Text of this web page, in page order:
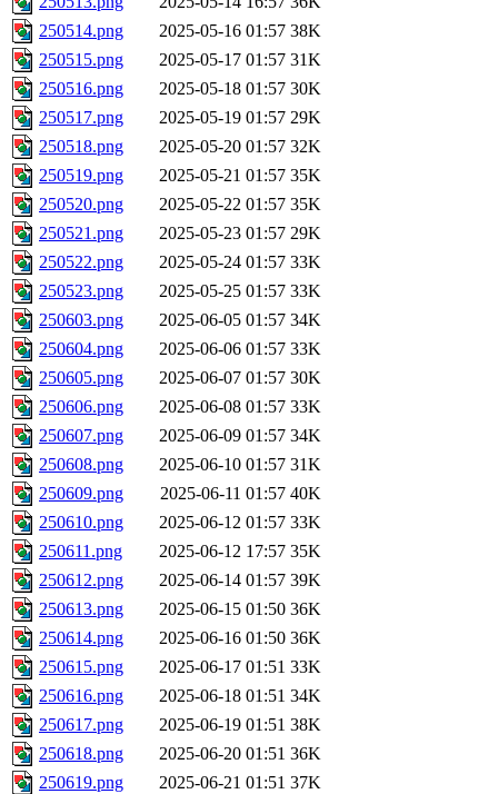
250514.png
2025-05-16 01:57 38K
250515.png
2025-05-17 01:57 31K
250516.png
2025-05-18 01:57 30K
250517.png
2025-05-19 01:57 29K
250518.png
2025-05-20 01:57 32K
250519.png
2025-05-21 01:57 35K
250520.png
2025-05-22 01:57 35K
250521.png
2025-05-23 01:57 29K
250522.png
2025-05-24 01:57 33K
250523.png
2025-05-25 01:57 33K
250603.png
2025-06-05 01:57 34K
250604.png
2025-06-06 01:57 33K
250605.png
2025-06-07 01:57 30K
250606.png
2025-06-08 01:57 33K
250607.png
2025-06-09 01:57 34K
250608.png
2025-06-10 01:57 31K
250609.png
2025-06-11 01:57 40K
250610.png
2025-06-12 01:57 33K
250611.png
2025-06-12 17:57 35K
250612.png
2025-06-14 01:57 39K
250613.png
2025-06-15 01:50 36K
250614.png
2025-06-16 01:50 36K
250615.png
2025-06-17 01:51 33K
250616.png
2025-06-18 01:51 34K
250617.png
2025-06-19 01:51 38K
250618.png
2025-06-20 01:51 36K
250619.png
2025-06-21 01:51 37K